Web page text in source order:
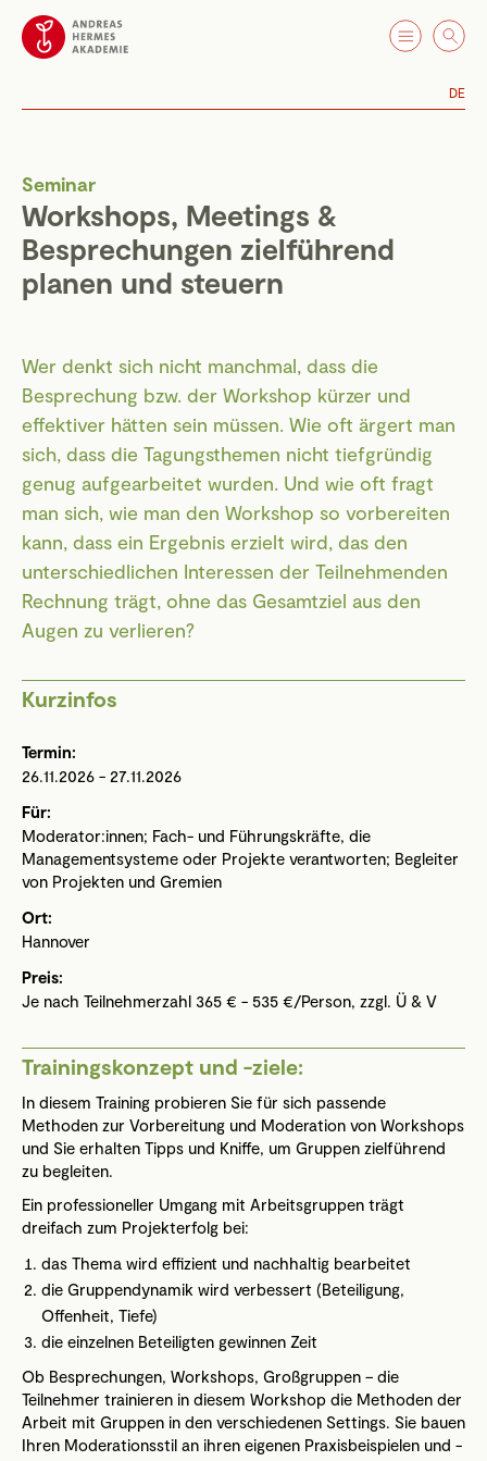
DE
Seminar
Workshops, Meetings &
Besprechungen zielführend
planen und steuern
Wer denkt sich nicht manchmal, dass die
Besprechung bzw. der Workshop kürzer und
effektiver hätten sein müssen. Wie oft ärgert man
sich, dass die Tagungsthemen nicht tiefgründig
genug aufgearbeitet wurden. Und wie oft fragt
man sich, wie man den Workshop so vorbereiten
kann, dass ein Ergebnis erzielt wird, das den
unterschiedlichen Interessen der Teilnehmenden
Rechnung trägt, ohne das Gesamtziel aus den
Augen zu verlieren?
Kurzinfos
Termin:
26.11.2026 - 27.11.2026
Für:
Moderator:innen; Fach- und Führungskräfte, die
Managementsysteme oder Projekte verantworten; Begleiter
von Projekten und Gremien
Ort:
Hannover
Preis:
Je nach Teilnehmerzahl 365 € - 535 €/Person, zzgl. Ü & V
Trainingskonzept und -ziele:
In diesem Training probieren Sie für sich passende
Methoden zur Vorbereitung und Moderation von Workshops
und Sie erhalten Tipps und Kniffe, um Gruppen zielführend
zu begleiten.
Ein professioneller Umgang mit Arbeitsgruppen trägt
dreifach zum Projekterfolg bei:
das Thema wird effizient und nachhaltig bearbeitet
die Gruppendynamik wird verbessert (Beteiligung,
Offenheit, Tiefe)
die einzelnen Beteiligten gewinnen Zeit
Ob Besprechungen, Workshops, Großgruppen – die
Teilnehmer trainieren in diesem Workshop die Methoden der
Arbeit mit Gruppen in den verschiedenen Settings. Sie bauen
Ihren Moderationsstil an ihren eigenen Praxisbeispielen und -